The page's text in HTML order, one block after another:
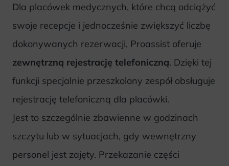
Dla placówek medycznych, które chcą odciążyć
swoje recepcje i jednocześnie zwiększyć liczbę
dokonywanych rezerwacji, Proassist oferuje
zewnętrzną rejestrację telefoniczną. Dzięki tej
funkcji specjalnie przeszkolony zespół obsługuje
rejestrację telefoniczną dla placówki.
Jest to szczególnie zbawienne w godzinach
szczytu lub w sytuacjach, gdy wewnętrzny
personel jest zajęty. Przekazanie części